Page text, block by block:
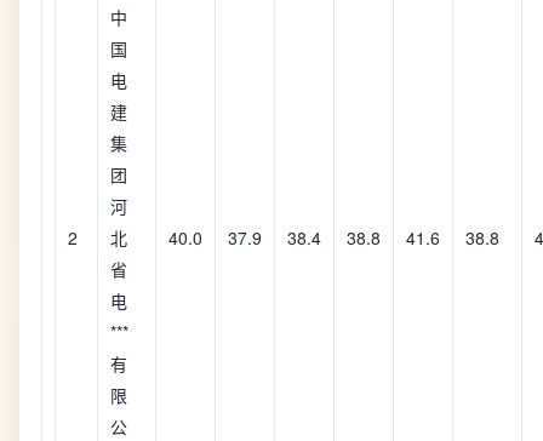
2
中
国
电
建
集
团
河
北
省
电
***
有
限
公
40.0 37.9 38.4 38.8 41.6 38.8